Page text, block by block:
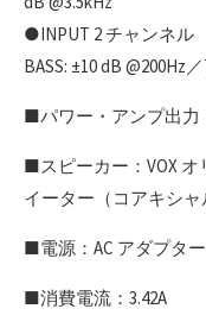
●INPUT 2 チャンネル
BASS: ±10 dB @200Hz
■パワー・アンプ出力
■スピーカー：VOX オ
イーター（コアキシャ
■電源：AC アダプター
■消費電流：3.42A